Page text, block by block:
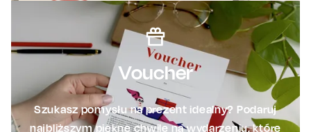
Voucher
Szukasz pomysłu na prezent idealny? Podaruj
najbliższym piękne chwile na wydarzeniu, które